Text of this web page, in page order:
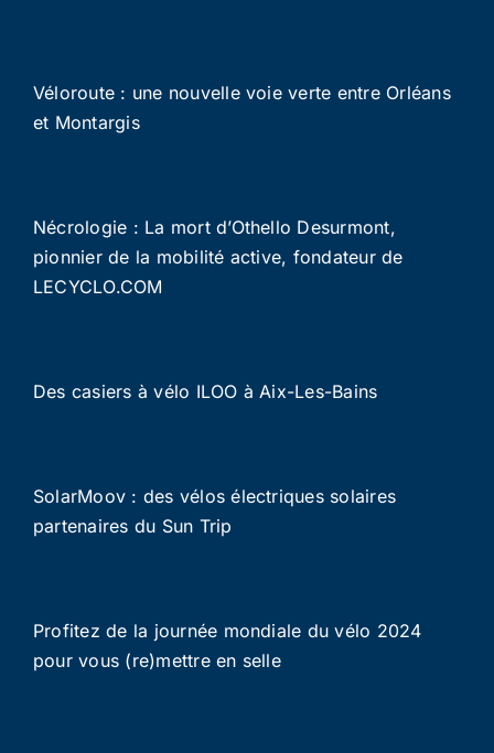
Véloroute : une nouvelle voie verte entre Orléans
et Montargis
Nécrologie : La mort d’Othello Desurmont,
pionnier de la mobilité active, fondateur de
LECYCLO.COM
Des casiers à vélo ILOO à Aix-Les-Bains
SolarMoov : des vélos électriques solaires
partenaires du Sun Trip
Profitez de la journée mondiale du vélo 2024
pour vous (re)mettre en selle